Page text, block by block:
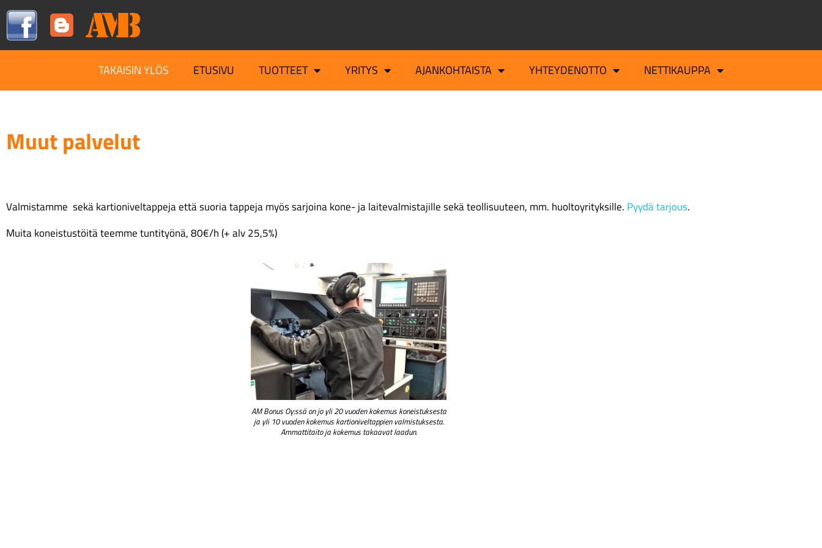
TAKAISIN YLÖS ETUSIVU TUOTTEET YRITYS AJANKOHTAISTA YHTEYDENOTTO NETTIKAUPPA
Muut palvelut
Valmistamme sekä kartioniveltappeja että suoria tappeja myös sarjoina kone- ja laitevalmistajille sekä teollisuuteen, mm. huoltoyrityksille. Pyydä tarjous.
Muita koneistustöitä teemme tuntityönä, 80€/h (+ alv 25,5%)
AM Bonus Oy:ssä on jo yli 20 vuoden kokemus koneistuksesta
ja yli 10 vuoden kokemus kartioniveltappien valmistuksesta.
Ammattitaito ja kokemus takaavat laadun.